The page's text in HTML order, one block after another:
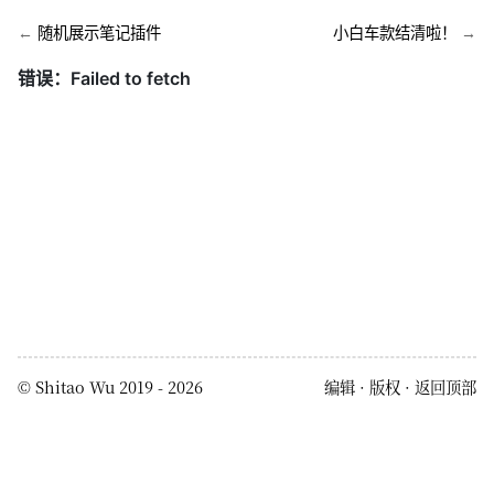
← 随机展示笔记插件 小白车款结清啦！ →
©Shitao Wu 2019 - 2026 编辑 版权 返回顶部